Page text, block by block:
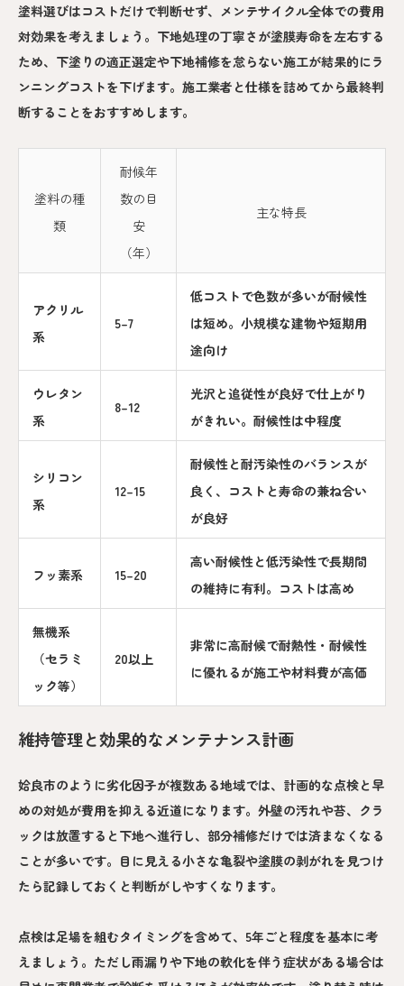
塗料選びはコストだけで判断せず、メンテサイクル全体での費用
対効果を考えましょう。下地処理の丁寧さが塗膜寿命を左右する
ため、下塗りの適正選定や下地補修を怠らない施工が結果的にラ
ンニングコストを下げます。施工業者と仕様を詰めてから最終判
断することをおすすめします。
塗料の種
類
耐候年
数の目
安
（年）
主な特長
アクリル
系
5–7
低コストで色数が多いが耐候性
は短め。小規模な建物や短期用
途向け
ウレタン
系
8–12
光沢と追従性が良好で仕上がり
がきれい。耐候性は中程度
シリコン
系
12–15
耐候性と耐汚染性のバランスが
良く、コストと寿命の兼ね合い
が良好
フッ素系 15–20
高い耐候性と低汚染性で長期間
の維持に有利。コストは高め
無機系
（セラミ
ック等）
20以上
非常に高耐候で耐熱性・耐候性
に優れるが施工や材料費が高価
維持管理と効果的なメンテナンス計画
姶良市のように劣化因子が複数ある地域では、計画的な点検と早
めの対処が費用を抑える近道になります。外壁の汚れや苔、クラ
ックは放置すると下地へ進行し、部分補修だけでは済まなくなる
ことが多いです。目に見える小さな亀裂や塗膜の剥がれを見つけ
たら記録しておくと判断がしやすくなります。
点検は足場を組むタイミングを含めて、5年ごと程度を基本に考
えましょう。ただし雨漏りや下地の軟化を伴う症状がある場合は